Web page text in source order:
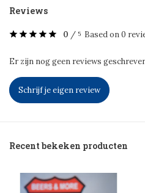
Reviews
0 / 5 Based on 0
Er zijn nog geen reviews
Schrijf je eigen review
Recent bekeken producten